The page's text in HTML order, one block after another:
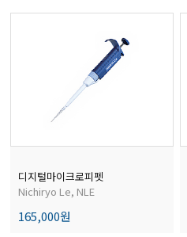
디지털마이크로피펫
Nichiryo Le, NLE
165,000원